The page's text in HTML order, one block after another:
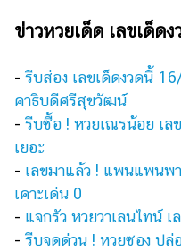
ติดต่อ
แจ้ง
ปัญหา
ร่วม
งาน
กับ
ข่าวหวยเด็ด เลขเด็ด
- รีบส่อง เลขเด็ดงวดนี้
คาธิบดีศรีสุขวัฒน์
- รีบซื้อ ! หวยเณรน้อย เ
เยอะ
- เลขมาแล้ว ! แพนแพนพ
เคาะเด่น 0
- แจกรัว หวยวาเลนไทน์
- รีบจดด่วน ! หวยซอง ปล่